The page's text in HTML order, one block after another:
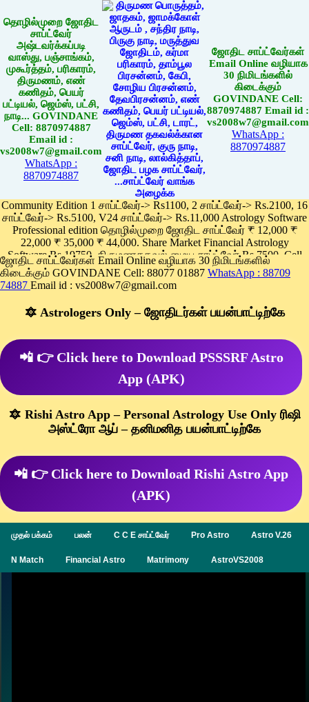
தொழில்முறை ஜோதிட
சாப்ட்வேர்
அஷ்டவர்க்கப்படி
வாஸ்து, பஞ்சாங்கம்,
முகூர்த்தம், பரிகாரம்,
திருமணம், எண்
கணிதம், பெயர்
பட்டியல், ஜெம்ஸ், பட்சி,
நாடி... GOVINDANE
Cell: 8870974887
Email id :
vs2008w7@gmail.com
WhatsApp :
8870974887
ஜோதிட சாப்ட்வேர்கள்
Email Online வழியாக
30 நிமிடங்களில்
கிடைக்கும்
GOVINDANE Cell:
8870974887 Email id :
vs2008w7@gmail.com
WhatsApp :
8870974887
Community Edition 1 சாப்ட்வேர்-> Rs1100, 2 சாப்ட்வேர்-> Rs.2100, 16
சாப்ட்வேர்-> Rs.5100, V24 சாப்ட்வேர்-> Rs.11,000 Astrology Software
Professional edition தொழில்முறை ஜோதிட சாப்ட்வேர் ₹ 12,000 ₹
22,000 ₹ 35,000 ₹ 44,000. Share Market Financial Astrology
Software Rs.19750, திருமணதகவல் மைய சாப்ட்வேர் Rs.7500, Cell
Phone App Rs. 1100
Pay online
ஜோதிட சாப்ட்வேர்கள் Email Online வழியாக 30 நிமிடங்களில்
கிடைக்கும் GOVINDANE Cell: 88077 01887 WhatsApp : 88709
74887 Email id : vs2008w7@gmail.com
🔯 Astrologers Only – ஜோதிடர்கள் பயன்பாட்டிற்கே
📲 👉 Click here to Download PSSSRF Astro
App (APK)
🔯 Rishi Astro App – Personal Astrology Use Only ரிஷி
அஸ்ட்ரோ ஆப் – தனிமனித பயன்பாட்டிற்கே
📲 👉 Click here to Download Rishi Astro App
(APK)
முதல் பக்கம் பலன் C C E சாப்ட்வேர் Pro Astro Astro V.26
N Match Financial Astro Matrimony AstroVS2008